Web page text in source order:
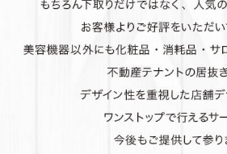
2019年7月1日 中古美容機器 入荷しました！
②エピアスEX（脱毛・フォト）/ ランプ残がたっぷり残
た。
商品の詳細はお気軽にお問い合わせ下さい。ご利用お待
中古美容機器 入荷しました！
①スーパーセルム（吸引マシン）/ サロンで人気の吸引